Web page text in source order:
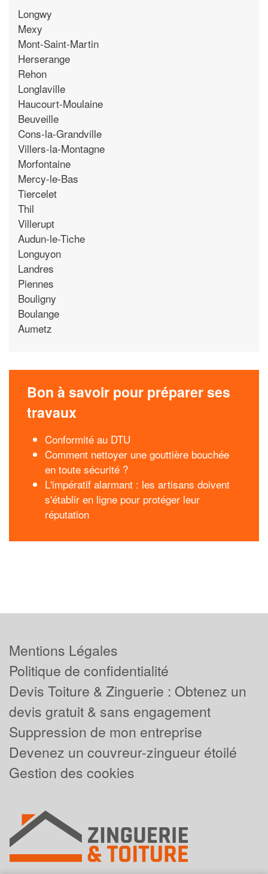
Longwy
Mexy
Mont-Saint-Martin
Herserange
Rehon
Longlaville
Haucourt-Moulaine
Beuveille
Cons-la-Grandville
Villers-la-Montagne
Morfontaine
Mercy-le-Bas
Tiercelet
Thil
Villerupt
Audun-le-Tiche
Longuyon
Landres
Piennes
Bouligny
Boulange
Aumetz
Bon à savoir pour préparer ses
travaux
Conformité au DTU
Comment nettoyer une gouttière bouchée
en toute sécurité ?
L'impératif alarmant : les artisans doivent
s'établir en ligne pour protéger leur
réputation
Mentions Légales
Politique de confidentialité
Devis Toiture & Zinguerie : Obtenez un
devis gratuit & sans engagement
Suppression de mon entreprise
Devenez un couvreur-zingueur étoilé
Gestion des cookies